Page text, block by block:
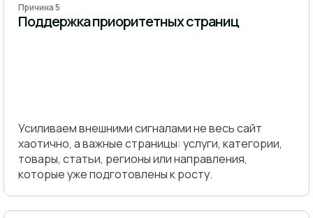
Причина 5
Поддержка приоритетных страниц
Усиливаем внешними сигналами не весь сайт
хаотично, а важные страницы: услуги, категории,
товары, статьи, регионы или направления,
которые уже подготовлены к росту.